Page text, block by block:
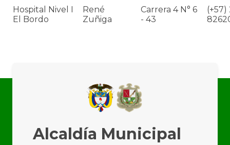
Hospital Nivel I
El Bordo
René
Zuñiga
Carrera 4 N° 6
- 43
(+57)
Alcaldía Municipal